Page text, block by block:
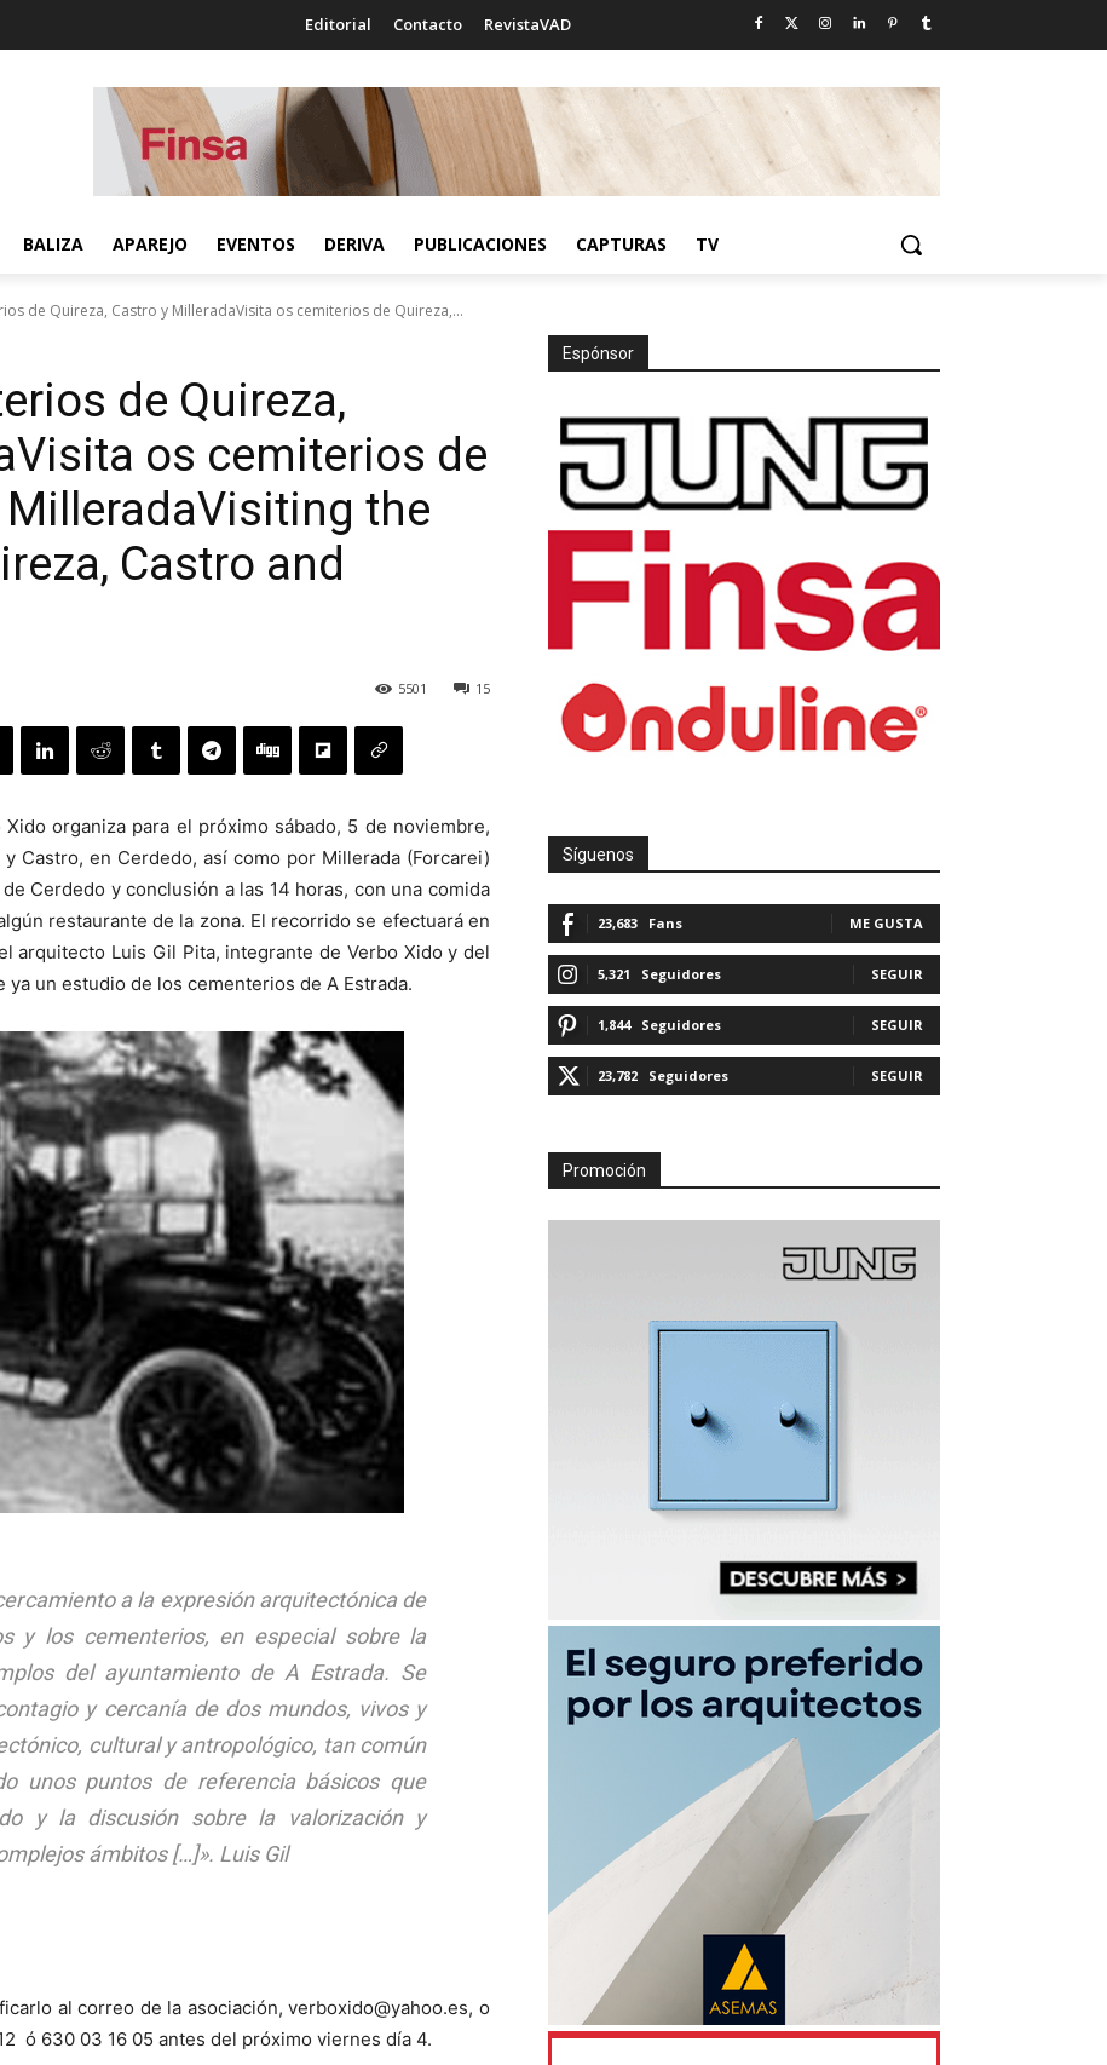
Editorial Contacto RevistaVAD
BALIZA APAREJO EVENTOS DERIVA PUBLICACIONES CAPTURAS TV
de Quireza, Castro y MilleradaVisita os cemiterios de Quireza,...
de Quireza,
Visita os cemiterios de
Visiting the
Castro and
15
5501
organiza para el próximo sábado, 5 de noviembre,
Castro, en Cerdedo, así como por Millerada (Forcarei)
Cerdedo y conclusión a las 14 horas, con una comida
restaurante de la zona. El recorrido se efectuará en
arquitecto Luis Gil Pita, integrante de Verbo Xido y del
un estudio de los cementerios de A Estrada.
a la expresión arquitectónica de
y los cementerios, en especial sobre la
del ayuntamiento de A Estrada. Se
y cercanía de dos mundos, vivos y
cultural y antropológico, tan común
unos puntos de referencia básicos que
y la discusión sobre la valorización y
ámbitos […]». Luis Gil
al correo de la asociación, verboxido@yahoo.es, o
ó 630 03 16 05 antes del próximo viernes día 4.
Espónsor
Síguenos
23,683 Fans ME GUSTA
5,321 Seguidores SEGUIR
1,844 Seguidores SEGUIR
23,782 Seguidores SEGUIR
Promoción